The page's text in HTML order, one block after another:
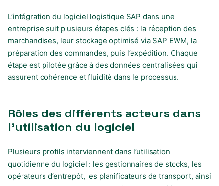
L’intégration du logiciel logistique SAP dans une
entreprise suit plusieurs étapes clés : la réception des
marchandises, leur stockage optimisé via SAP EWM, la
préparation des commandes, puis l’expédition. Chaque
étape est pilotée grâce à des données centralisées qui
assurent cohérence et fluidité dans le processus.
Rôles des différents acteurs dans
l’utilisation du logiciel
Plusieurs profils interviennent dans l’utilisation
quotidienne du logiciel : les gestionnaires de stocks, les
opérateurs d’entrepôt, les planificateurs de transport, ainsi